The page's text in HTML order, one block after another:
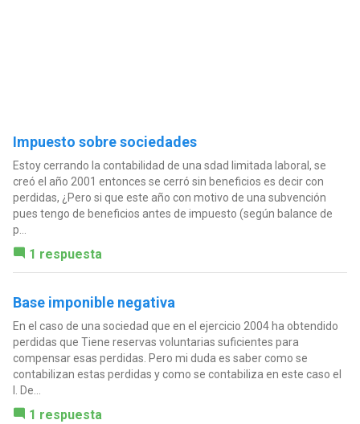
Impuesto sobre sociedades
Estoy cerrando la contabilidad de una sdad limitada laboral, se
creó el año 2001 entonces se cerró sin beneficios es decir con
perdidas, ¿Pero si que este año con motivo de una subvención
pues tengo de beneficios antes de impuesto (según balance de
p...
1 respuesta
Base imponible negativa
En el caso de una sociedad que en el ejercicio 2004 ha obtendido
perdidas que Tiene reservas voluntarias suficientes para
compensar esas perdidas. Pero mi duda es saber como se
contabilizan estas perdidas y como se contabiliza en este caso el
I. De...
1 respuesta